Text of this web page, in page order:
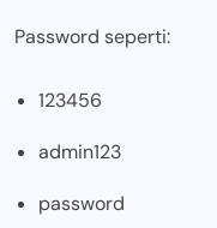
Password seperti:
123456
admin123
password